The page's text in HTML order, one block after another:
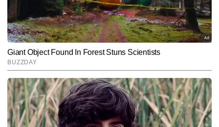
SUBMIT